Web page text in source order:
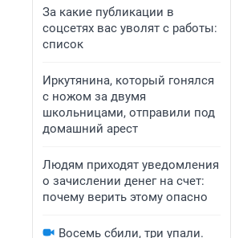
За какие публикации в
соцсетях вас уволят с работы:
список
Иркутянина, который гонялся
с ножом за двумя
школьницами, отправили под
домашний арест
Людям приходят уведомления
о зачислении денег на счет:
почему верить этому опасно
Восемь сбили, три упали.